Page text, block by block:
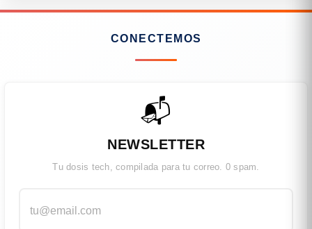
CONECTEMOS
📬
NEWSLETTER
Tu dosis tech, compilada para tu correo. 0 spam.